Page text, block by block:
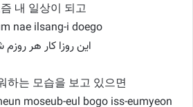
내 일상이 되고
nae ilsang-i doego
این روزا کار هر
하는 모습을 보고 있으면
moseub-eul bogo iss-eumyeon